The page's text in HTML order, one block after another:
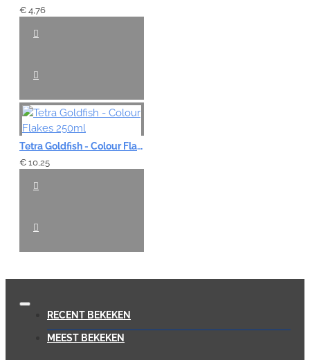
€ 4,76
Tetra Goldfish - Colour Flakes 250ml
€ 10,25
RECENT BEKEKEN
MEEST BEKEKEN